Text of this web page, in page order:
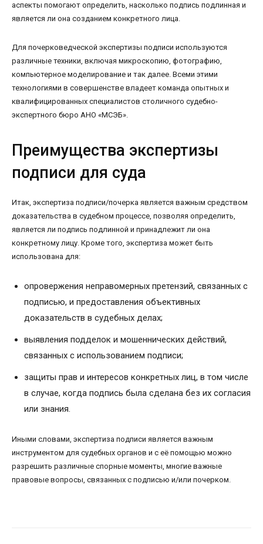
аспекты помогают определить, насколько подпись подлинная и
является ли она созданием конкретного лица.
Для почерковедческой экспертизы подписи используются
различные техники, включая микроскопию, фотографию,
компьютерное моделирование и так далее. Всеми этими
технологиями в совершенстве владеет команда опытных и
квалифицированных специалистов столичного судебно-
экспертного бюро АНО «МСЭБ».
Преимущества экспертизы
подписи для суда
Итак, экспертиза подписи/почерка является важным средством
доказательства в судебном процессе, позволяя определить,
является ли подпись подлинной и принадлежит ли она
конкретному лицу. Кроме того, экспертиза может быть
использована для:
опровержения неправомерных претензий, связанных с
подписью, и предоставления объективных
доказательств в судебных делах;
выявления подделок и мошеннических действий,
связанных с использованием подписи;
защиты прав и интересов конкретных лиц, в том числе
в случае, когда подпись была сделана без их согласия
или знания.
Иными словами, экспертиза подписи является важным
инструментом для судебных органов и с её помощью можно
разрешить различные спорные моменты, многие важные
правовые вопросы, связанных с подписью и/или почерком.